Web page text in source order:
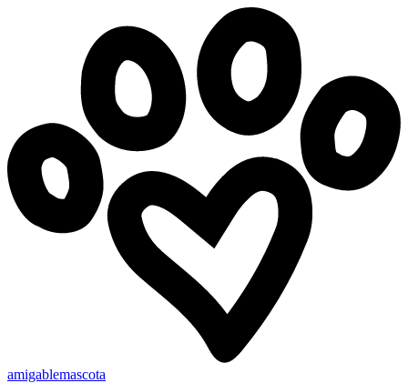
amigablemascota